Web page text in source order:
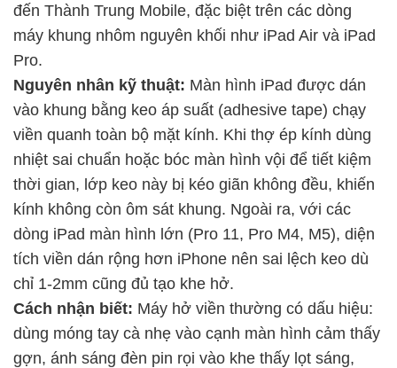
đến Thành Trung Mobile, đặc biệt trên các dòng
máy khung nhôm nguyên khối như iPad Air và iPad
Pro.
Nguyên nhân kỹ thuật: Màn hình iPad được dán
vào khung bằng keo áp suất (adhesive tape) chạy
viền quanh toàn bộ mặt kính. Khi thợ ép kính dùng
nhiệt sai chuẩn hoặc bóc màn hình vội để tiết kiệm
thời gian, lớp keo này bị kéo giãn không đều, khiến
kính không còn ôm sát khung. Ngoài ra, với các
dòng iPad màn hình lớn (Pro 11, Pro M4, M5), diện
tích viền dán rộng hơn iPhone nên sai lệch keo dù
chỉ 1-2mm cũng đủ tạo khe hở.
Cách nhận biết: Máy hở viền thường có dấu hiệu:
dùng móng tay cà nhẹ vào cạnh màn hình cảm thấy
gợn, ánh sáng đèn pin rọi vào khe thấy lọt sáng,